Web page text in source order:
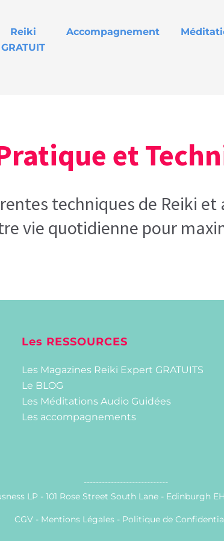
Reiki
GRATUIT
Accompagnement
et
techniques de Reiki
vie quotidienne pour
Les RESSOURCES
Les Magazines Reiki Expert GRATUITS
Le BLOG
Les Méditations Audio Guidées
Les accompagnements
----------------------------
LP - 101 Rose Street South Lane - Edinburgh
CGV - Mentions Légales- Politique de